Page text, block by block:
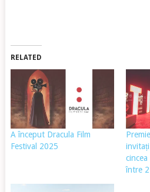
RELATED
A început Dracula Film
Festival 2025
între